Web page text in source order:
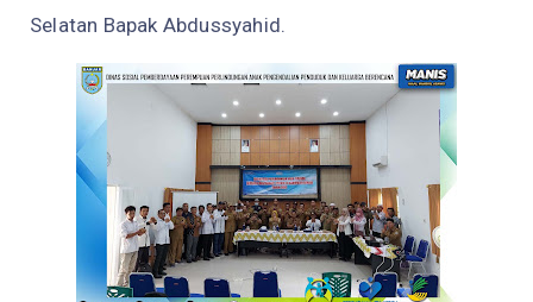
Selatan Bapak Abdussyahid.